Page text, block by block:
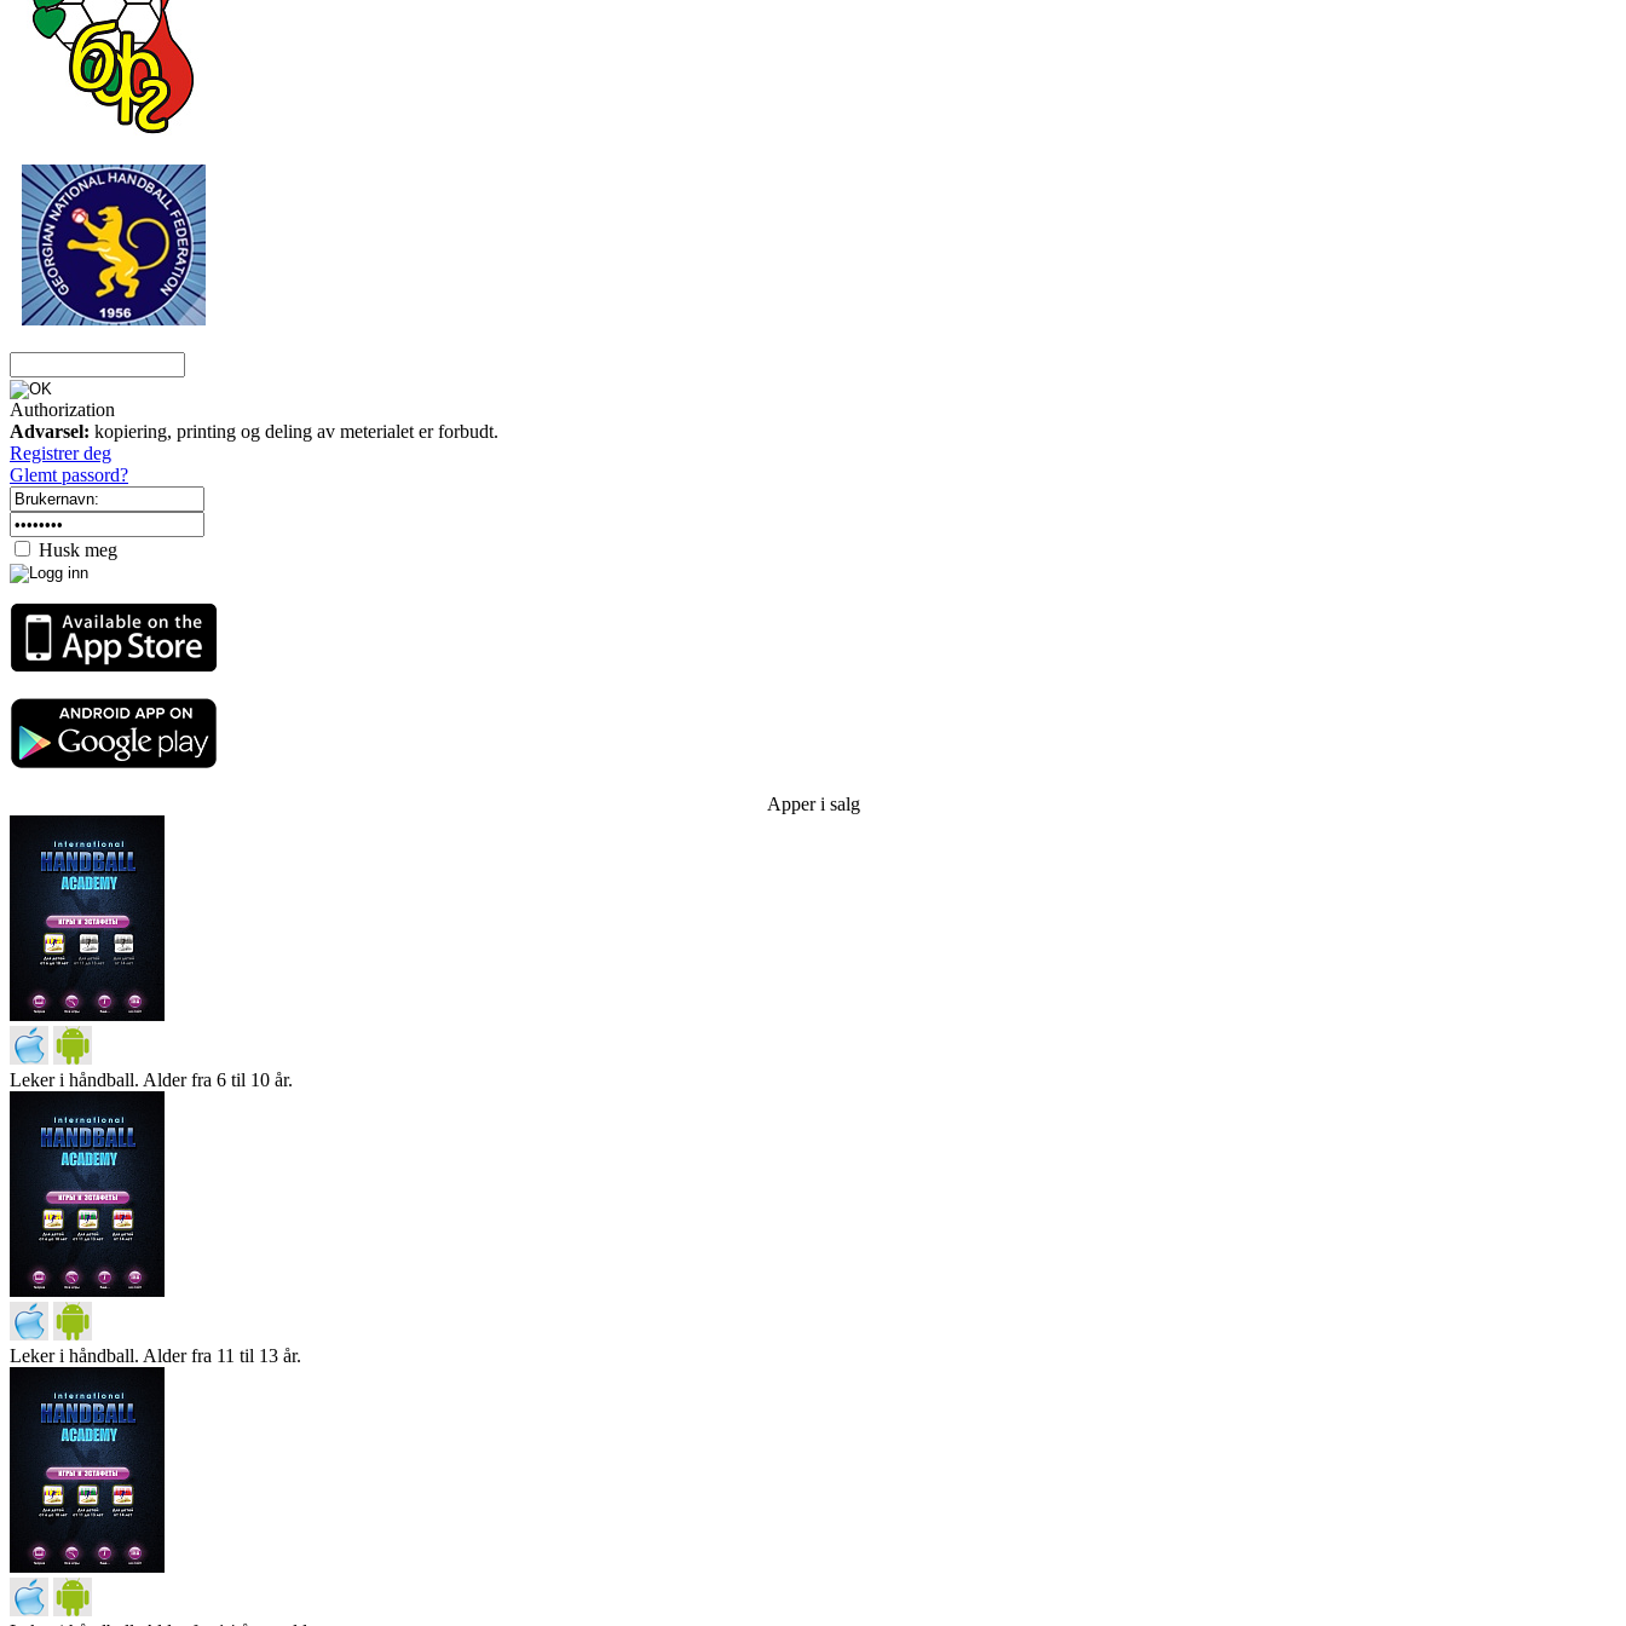
Authorization
Advarsel: kopiering, printing og deling av meterialet er forbudt.
Registrer deg
Glemt passord?
Husk meg
Apper i salg
Leker i håndball. Alder fra 6 til 10 år.
Leker i håndball. Alder fra 11 til 13 år.